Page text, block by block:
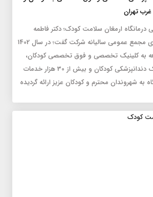
غرب تهران
درمانگاه ارمغان سلامت کودک؛ دکتر فاطمه
رفیعی در حاشیه برگزاری مجمع عمومی سالیانه شرکت گفت؛ در سال 1402
مراجعه به کلینیک تخصصی و فوق تخصصی کودکان،
6هزار مراجعه به کلینیک دندانپزشکی کودکان و بیش از 30 هزار خدمات
به شهروندان محترم و کودکان عزیز ارائه گردیده